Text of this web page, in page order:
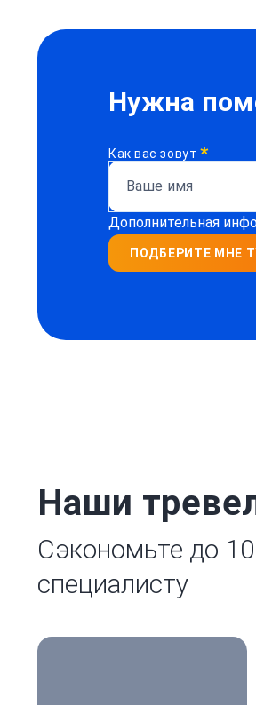
Нужна
Как вас зовут *
Дополнительная
ПОДБЕРИТЕ МНЕ
Наши
Сэкономьте до
специалисту